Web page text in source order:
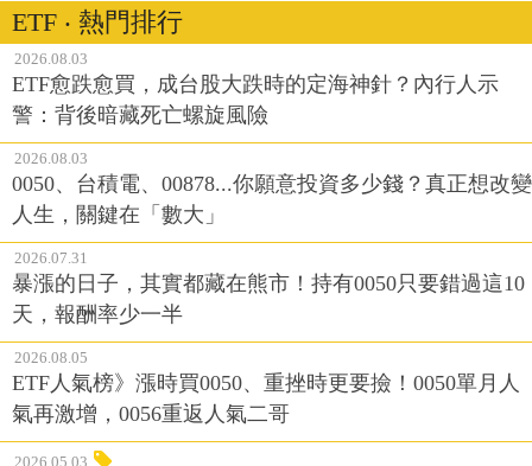
ETF ‧ 熱門排行
2026.08.03
ETF愈跌愈買，成台股大跌時的定海神針？內行人示
警：背後暗藏死亡螺旋風險
2026.08.03
0050、台積電、00878...你願意投資多少錢？真正想改變
人生，關鍵在「數大」
2026.07.31
暴漲的日子，其實都藏在熊市！持有0050只要錯過這10
天，報酬率少一半
2026.08.05
ETF人氣榜》漲時買0050、重挫時更要撿！0050單月人
氣再激增，0056重返人氣二哥
2026.05.03